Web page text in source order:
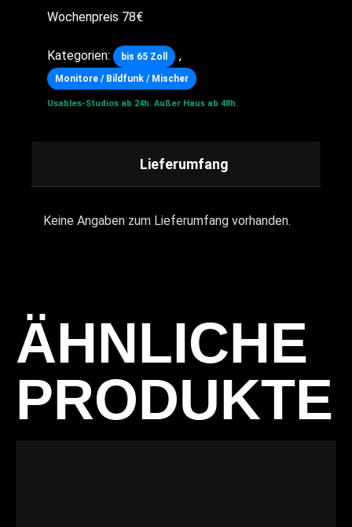
Wochenpreis 78€
Kategorien: bis 65 Zoll ,
Monitore / Bildfunk / Mischer
Usables-Studios ab 24h. Außer Haus ab 48h.
Lieferumfang
Keine Angaben zum Lieferumfang vorhanden.
ÄHNLICHE
PRODUKTE